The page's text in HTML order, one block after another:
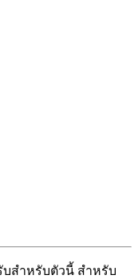
บสำหรับตัวนี้ สำหรับ